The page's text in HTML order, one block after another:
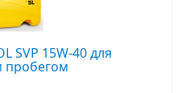
SVP 15W-40 для
пробегом